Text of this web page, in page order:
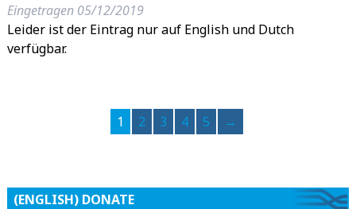
Eingetragen 05/12/2019
Leider ist der Eintrag nur auf English und Dutch
verfügbar.
1 2 3 4 5 →
(ENGLISH) DONATE